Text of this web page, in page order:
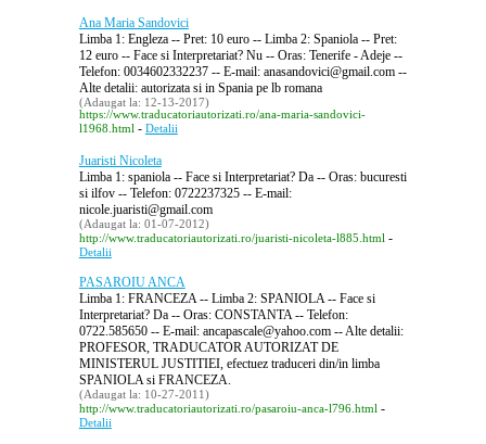
Ana Maria Sandovici
Limba 1: Engleza -- Pret: 10 euro -- Limba 2: Spaniola -- Pret:
12 euro -- Face si Interpretariat? Nu -- Oras: Tenerife - Adeje --
Telefon: 0034602332237 -- E-mail: anasandovici@gmail.com --
Alte detalii: autorizata si in Spania pe lb romana
(Adaugat la: 12-13-2017)
https://www.traducatoriautorizati.ro/ana-maria-sandovici-
l1968.html- Detalii
Juaristi Nicoleta
Limba 1: spaniola -- Face si Interpretariat? Da -- Oras: bucuresti
si ilfov -- Telefon: 0722237325 -- E-mail:
nicole.juaristi@gmail.com
(Adaugat la: 01-07-2012)
http://www.traducatoriautorizati.ro/juaristi-nicoleta-l885.html-
Detalii
PASAROIU ANCA
Limba 1: FRANCEZA -- Limba 2: SPANIOLA -- Face si
Interpretariat? Da -- Oras: CONSTANTA -- Telefon:
0722.585650 -- E-mail: ancapascale@yahoo.com -- Alte detalii:
PROFESOR, TRADUCATOR AUTORIZAT DE
MINISTERUL JUSTITIEI, efectuez traduceri din/in limba
SPANIOLA si FRANCEZA.
(Adaugat la: 10-27-2011)
http://www.traducatoriautorizati.ro/pasaroiu-anca-l796.html-
Detalii